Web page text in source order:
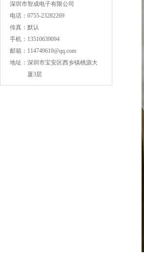
深圳市智成电子有限公司
电话： 0755-23282269
传真： 默认
手机： 13510639094
邮箱： 114749610@qq.com
地址： 深圳市宝安区西乡镇桃源大
厦3层